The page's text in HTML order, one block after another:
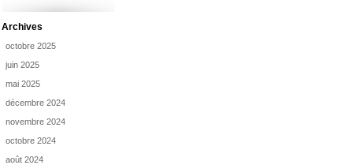
Archives
octobre 2025
juin 2025
mai 2025
décembre 2024
novembre 2024
octobre 2024
août 2024